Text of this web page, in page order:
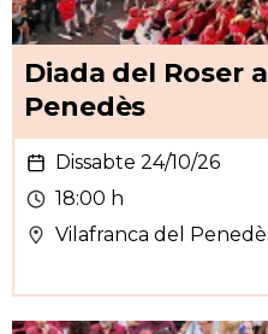
Diada del Roser
Penedès
Dissabte 24/10/26
18:00 h
Vilafranca del